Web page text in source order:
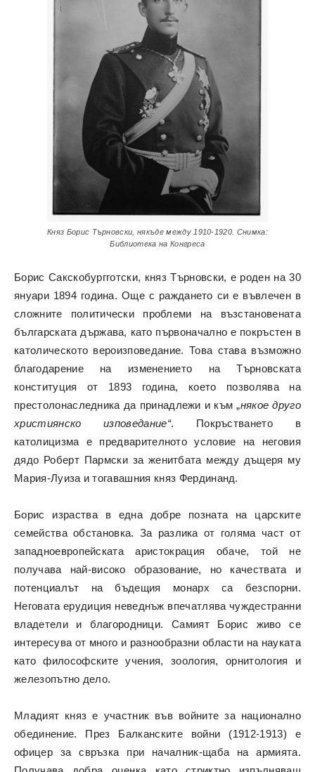
Княз Борис Търновски, някъде между 1910-1920. Снимка:
Библиотека на Конгреса
Борис Сакскобургготски, княз Търновски, е роден на 30
януари 1894 година. Още с раждането си е въвлечен в
сложните политически проблеми на възстановената
българската държава, като първоначално е покръстен в
католическото вероизповедание. Това става възможно
благодарение на изменението на Търновската
конституция от 1893 година, което позволява на
престолонаследника да принадлежи и към „някое друго
християнско изповедание“. Покръстването в
католицизма е предварителното условие на неговия
дядо Роберт Пармски за женитбата между дъщеря му
Мария-Луиза и тогавашния княз Фердинанд.
Борис израства в една добре позната на царските
семейства обстановка. За разлика от голяма част от
западноевропейската аристокрация обаче, той не
получава най-високо образование, но качествата и
потенциалът на бъдещия монарх са безспорни.
Неговата ерудиция неведнъж впечатлява чуждестранни
владетели и благородници. Самият Борис живо се
интересува от много и разнообразни области на науката
като философските учения, зоология, орнитология и
железопътно дело.
Младият княз е участник във войните за национално
обединение. През Балканските войни (1912-1913) е
офицер за свръзка при началник-щаба на армията.